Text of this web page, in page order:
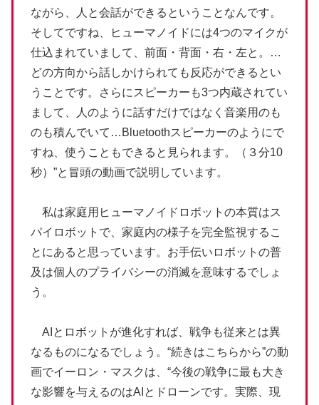
ながら、人と会話ができるということなんです。
そしてですね、ヒューマノイドには4つのマイクが
仕込まれていまして、前面・背面・右・左と。…
どの方向から話しかけられても反応ができるとい
うことです。さらにスピーカーも3つ内蔵されてい
まして、人のように話すだけではなく音楽用のも
のも積んでいて…Bluetoothスピーカーのようにで
すね、使うこともできると見られます。（３分10
秒）”と冒頭の動画で説明しています。
私は家庭用ヒューマノイドロボットの本質はス
パイロボットで、家庭内の様子を完全監視するこ
とにあると思っています。お手伝いロボットの普
及は個人のプライバシーの消滅を意味するでしょ
う。
AIとロボットが進化すれば、戦争も従来とは異
なるものになるでしょう。“続きはこちらから”の動
画でイーロン・マスクは、“今後の戦争に最も大き
な影響を与えるのはAIとドローンです。実際、現